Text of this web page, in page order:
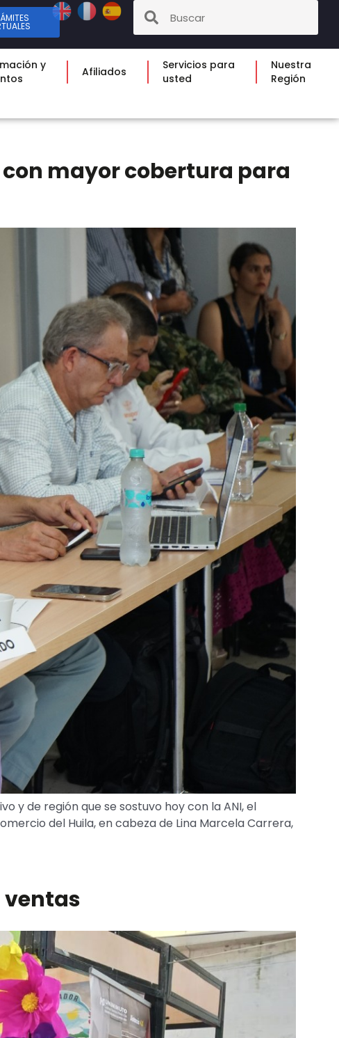
y
Afiliados
Servicios para
usted
Nuestra
Región
mayor cobertura para
y de región que se sostuvo hoy con la ANI, el
del Huila, en cabeza de Lina Marcela Carrera,
ventas